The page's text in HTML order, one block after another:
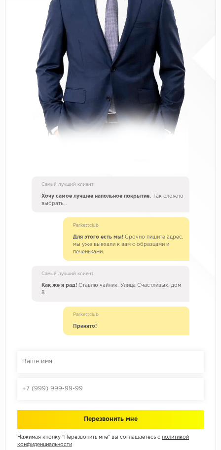
Самый лучший клиент
Хочу самое лучшее напольное покрытие. Так сложно
выбрать…
Parkettclub
Для этого есть мы! Срочно пишите адрес,
мы уже выехали к вам с образцами и
печеньками.
Самый лучший клиент
Как же я рад! Ставлю чайник. Улица Счастливых, дом
8
Parkettclub
Принято!
Нажимая кнопку "Перезвонить мне" вы соглашаетесь с политикой
конфиденциальности